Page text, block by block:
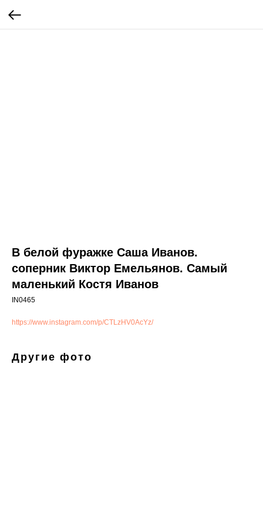
В белой фуражке Саша Иванов.
соперник Виктор Емельянов. Самый
маленький Костя Иванов
IN0465
https://www.instagram.com/p/CTLzHV0AcYz/
Другие фото